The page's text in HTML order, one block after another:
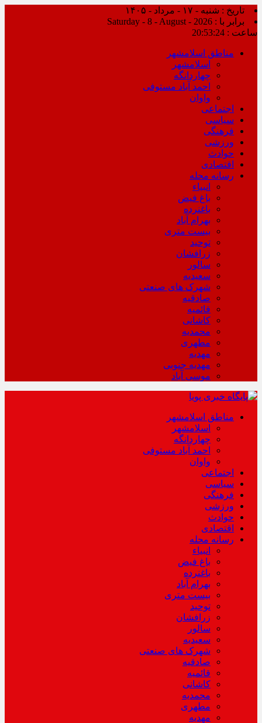
تاریخ : شنبه - ۱۷ - مرداد - ۱۴۰۵
برابر با : Saturday - 8 - August - 2026
ساعت : 20:53:24
مناطق اسلامشهر
اسلامشهر
چهاردانگه
احمد آباد مستوفی
واوان
اجتماعی
سیاسی
فرهنگی
ورزشی
حوادث
اقتصادی
رسانه محله
انبیاء
باغ فیض
باغنرده
بهرام آباد
بیست متری
توحید
زرافشان
سالور
سعیدیه
شهرک های صنعتی
صادقیه
قائمیه
کاشانی
محمدیه
مطهری
مهدیه
مهدیه جنوبی
موسی آباد
مناطق اسلامشهر
اسلامشهر
چهاردانگه
احمد آباد مستوفی
واوان
اجتماعی
سیاسی
فرهنگی
ورزشی
حوادث
اقتصادی
رسانه محله
انبیاء
باغ فیض
باغنرده
بهرام آباد
بیست متری
توحید
زرافشان
سالور
سعیدیه
شهرک های صنعتی
صادقیه
قائمیه
کاشانی
محمدیه
مطهری
مهدیه